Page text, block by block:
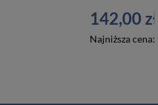
142,00 zł
Najniższa cena: